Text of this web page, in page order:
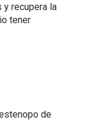
recupera la
tener
de